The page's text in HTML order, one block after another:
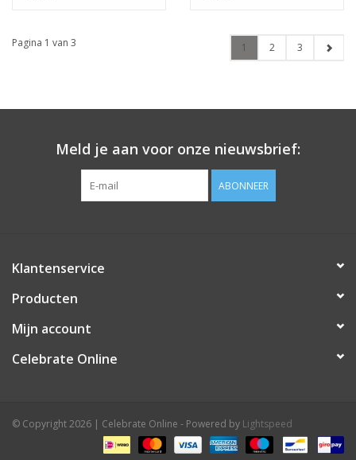
Pagina 1 van 3 1 2 3
Meld je aan voor onze nieuwsbrief:
ABONNEER
Klantenservice
Producten
Mijn account
Celebrate Online
© Copyright 2026 | Celebrate Online - Powered by Lightspeed